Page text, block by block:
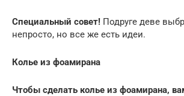
Специальный совет! Подруге деве
непросто, но все же есть идеи.
Колье из фоамирана
Чтобы сделать колье из фоамирана,